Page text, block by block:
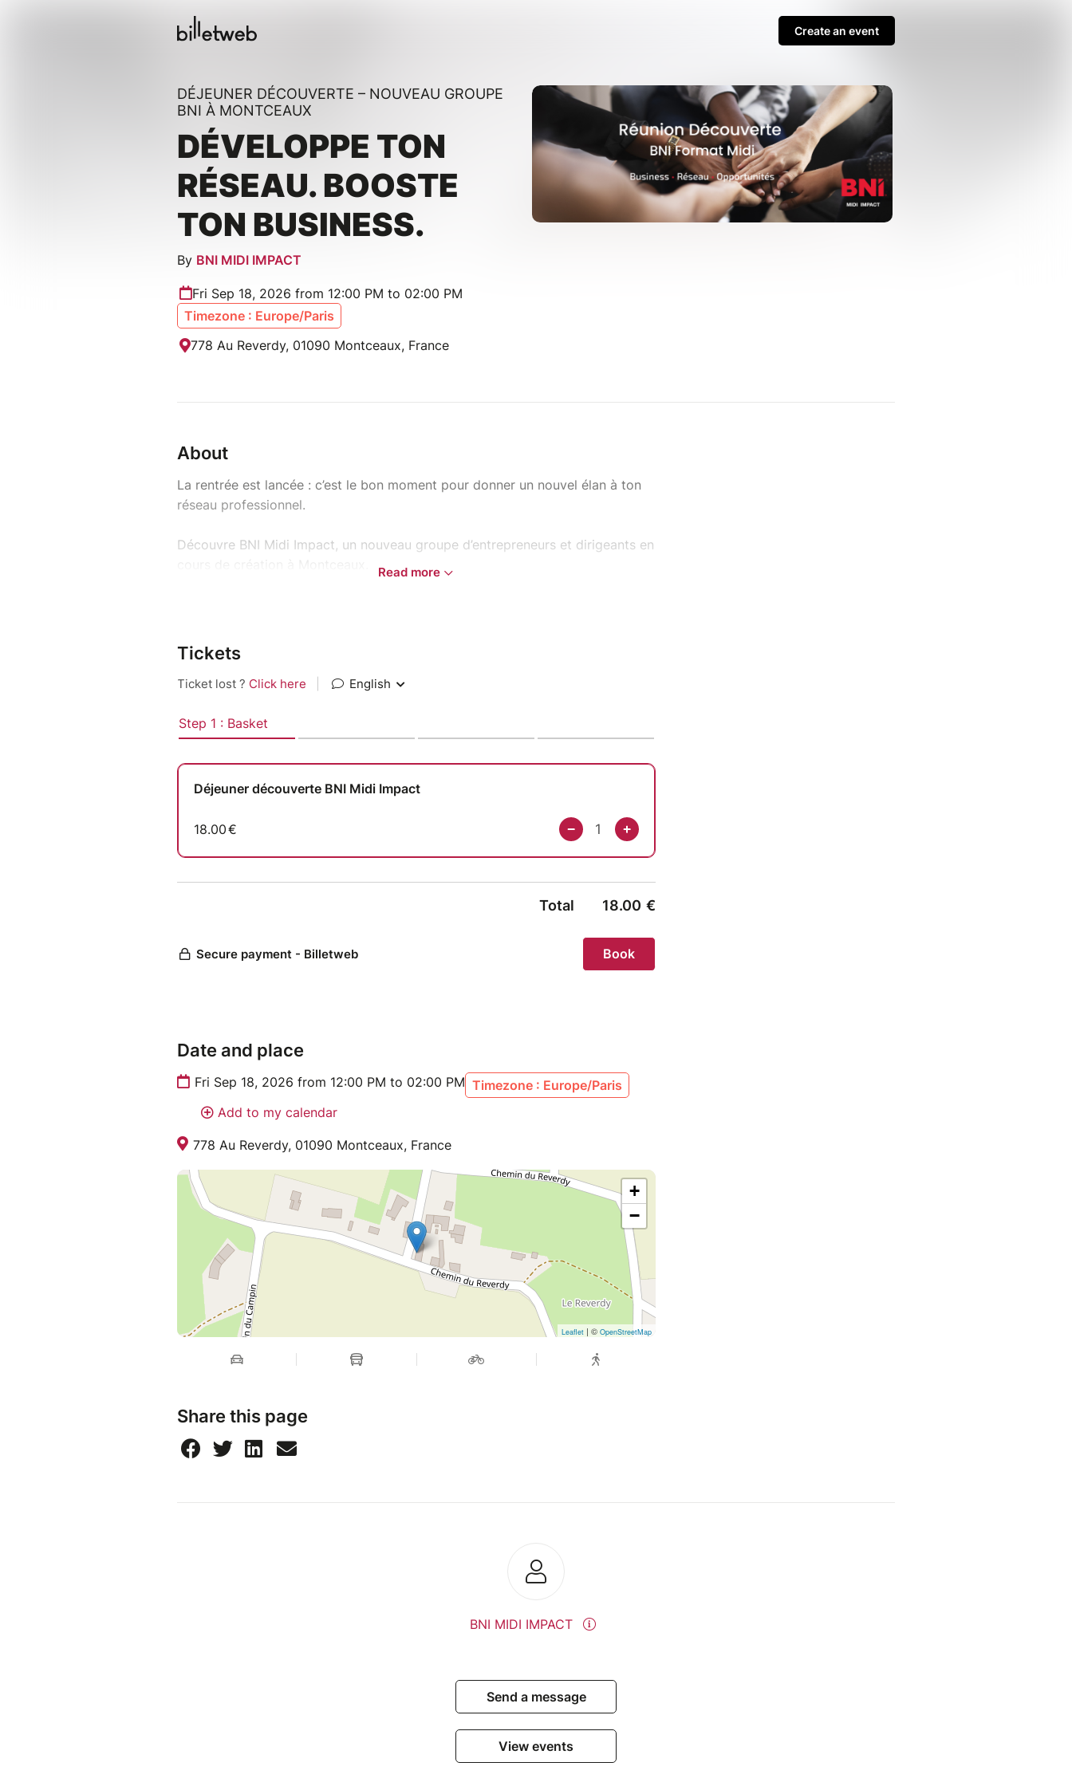
Create an event
DÉJEUNER DÉCOUVERTE – NOUVEAU GROUPE
BNI À MONTCEAUX
DÉVELOPPE TON
RÉSEAU. BOOSTE
TON BUSINESS.
By BNI MIDI IMPACT
Fri Sep 18, 2026 from 12:00 PM to 02:00 PM
Timezone : Europe/Paris
778 Au Reverdy, 01090 Montceaux, France
About
La rentrée est lancée : c’est le bon moment pour donner un nouvel élan à ton
réseau professionnel.
Découvre BNI Midi Impact, un nouveau groupe d’entrepreneurs et dirigeants en
fonctionnement du groupe et les opportunités de recommandation.
Un moment professionnel, convivial et concret pour rencontrer des
Viens découvrir l’aventure BNI Midi Impact et n’hésite pas à partager
l’information à ton réseau.
Read more
Tickets
Date and place
Fri Sep 18, 2026 from 12:00 PM to 02:00 PM Timezone : Europe/Paris
Add to my calendar
778 Au Reverdy, 01090 Montceaux, France
+
−
Leaflet | © OpenStreetMap
Share this page
BNI MIDI IMPACT
Send a message
View events